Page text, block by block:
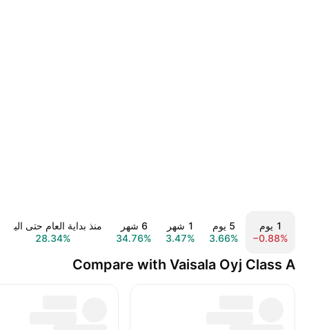
‎‎1‎ يوم
−0.88%
‎‎5‎ يوم
3.66%
‎1‎ شهر
3.47%
‎6‎ شهر
34.76%
منذ بداية العام حتى اليوم
28.34%
Compare with Vaisala Oyj Class A